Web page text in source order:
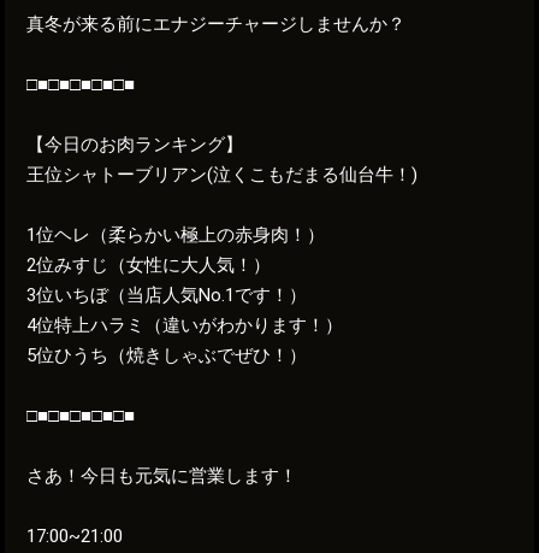
真冬が来る前にエナジーチャージしませんか？
□■□■□■□■□■
【今日のお肉ランキング】
王位シャトーブリアン(泣くこもだまる仙台牛！)
1位ヘレ（柔らかい極上の赤身肉！）
2位みすじ（女性に大人気！）
3位いちぼ（当店人気No.1です！）
4位特上ハラミ（違いがわかります！）
5位ひうち（焼きしゃぶでぜひ！）
□■□■□■□■□■
さあ！今日も元気に営業します！
17:00~21:00